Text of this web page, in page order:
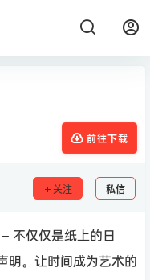
前往下载
关注 私信
不仅仅是纸上的日
明。让时间成为艺术的